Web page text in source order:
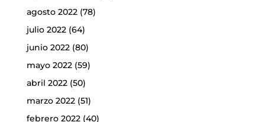
agosto 2022(78)
julio 2022(64)
junio 2022(80)
mayo 2022(59)
abril 2022(50)
marzo 2022(51)
febrero 2022(40)